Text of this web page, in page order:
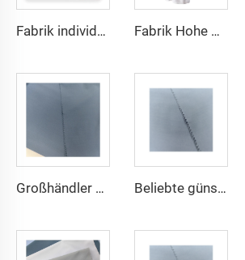
Fabrik individueller leichten TR-Stoff fühlt sich bequem an, Mittlerer Osten in verschiedenen Farben einfaches Twill-Hemd-Roben Fabrik Hohe Qualität TR Twill-Stoff Mittlerer Osten Männer Robe Set Hemd-Stoff leichtes Gewicht
Großhändler günstige Mikrofasermaterialien für arabischen Thobe für Männer Polyester Toyobo-Stoff Hemd Arabischer Thobe Beliebte günstige arabischer Thobe-Stoff für Arba-Thobe Hemd-Hose-Stoff Polyester Toyobo-Stoff Micro-Fiber